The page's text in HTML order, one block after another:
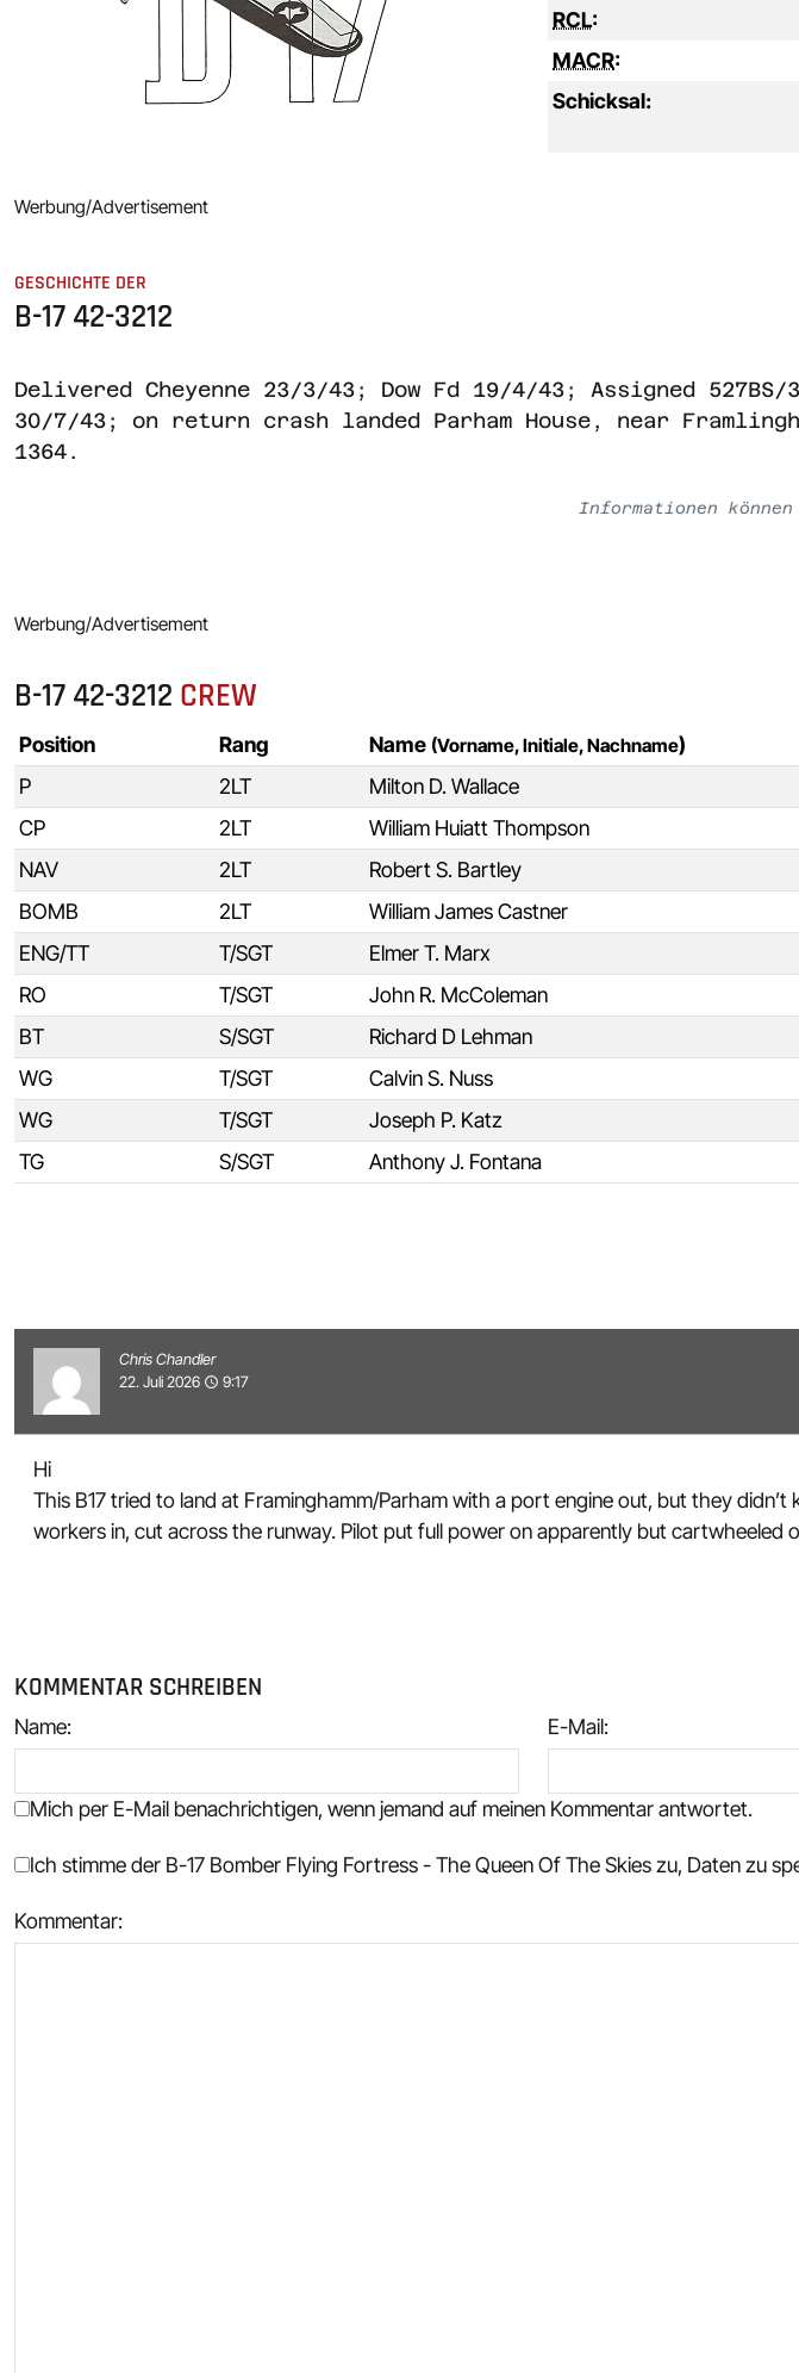
RCL:
MACR:
Schicksal:
Werbung/Advertisement
GESCHICHTE DER
B-17 42-3212
Delivered Cheyenne 23/3/43; Dow Fd 19/4/43; Assigned
30/7/43; on return crash landed Parham House, near
1364.
Informationen
Werbung/Advertisement
B-17 42-3212 CREW
Position Rang Name (Vorname, Initiale, Nachname)
P
2LT Milton D. Wallace
CP
2LT William Huiatt Thompson
NAV
2LT Robert S. Bartley
BOMB
2LT William James Castner
ENG/TT
T/SGT Elmer T. Marx
RO
T/SGT John R. McColeman
BT
S/SGT Richard D Lehman
WG
T/SGT Calvin S. Nuss
WG
T/SGT Joseph P. Katz
TG
S/SGT Anthony J. Fontana
Chris Chandler
22. Juli 2026 access_time 9:17
Hi
This B17 tried to land at Framinghamm/Parham with a port engine out, but they
workers in, cut across the runway. Pilot put full power on apparently but cartwheeled
KOMMENTAR SCHREIBEN
Name: E-Mail:
Mich per E-Mail benachrichtigen, wenn jemand auf meinen Kommentar antwortet.
Ich stimme der B-17 Bomber Flying Fortress - The Queen Of The Skies zu, Daten zu
Kommentar: